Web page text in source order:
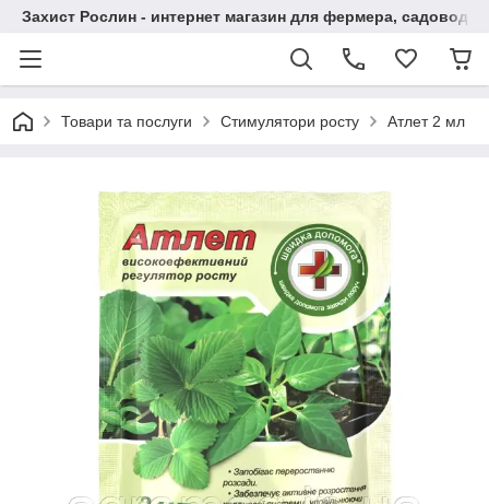
Захист Рослин - интернет магазин для фермера,
Товари та послуги Стимулятори росту Атлет 2 мл